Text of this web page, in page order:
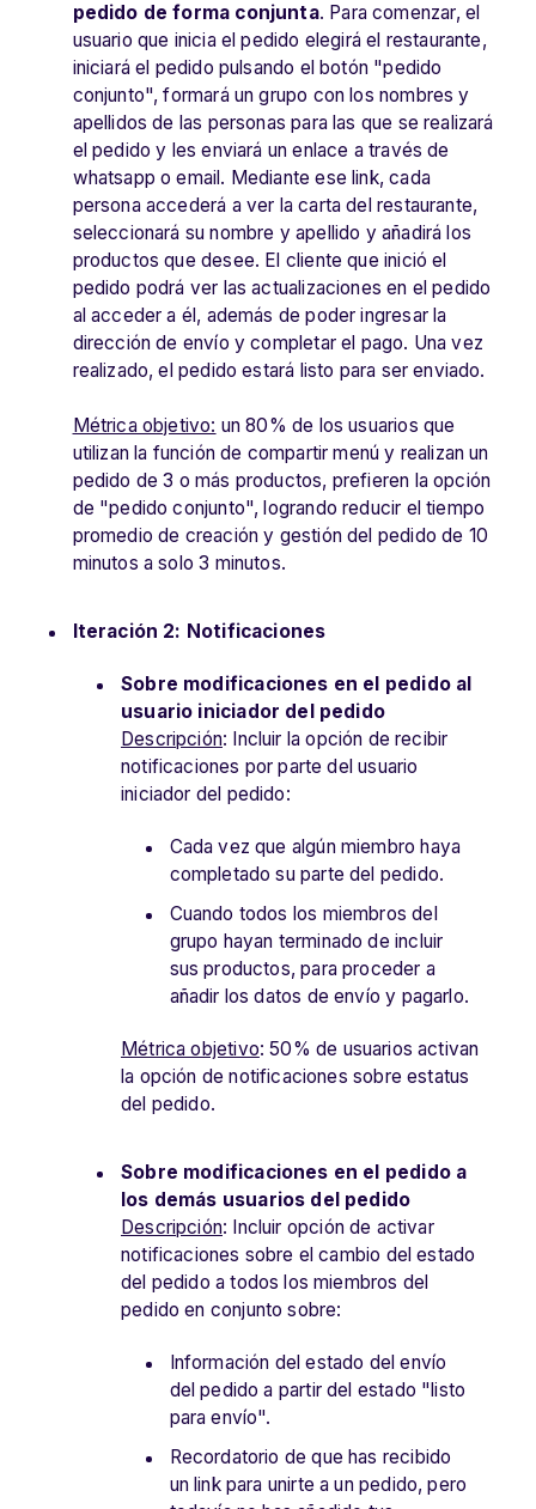
pedido de forma conjunta. Para comenzar, el
usuario que inicia el pedido elegirá el restaurante,
iniciará el pedido pulsando el botón "pedido
conjunto", formará un grupo con los nombres y
apellidos de las personas para las que se realizará
el pedido y les enviará un enlace a través de
whatsapp o email. Mediante ese link, cada
persona accederá a ver la carta del restaurante,
seleccionará su nombre y apellido y añadirá los
productos que desee. El cliente que inició el
pedido podrá ver las actualizaciones en el pedido
al acceder a él, además de poder ingresar la
dirección de envío y completar el pago. Una vez
realizado, el pedido estará listo para ser enviado.
Métrica objetivo: un 80% de los usuarios que
utilizan la función de compartir menú y realizan un
pedido de 3 o más productos, prefieren la opción
de "pedido conjunto", logrando reducir el tiempo
promedio de creación y gestión del pedido de 10
minutos a solo 3 minutos.
Iteración 2: Notificaciones
Sobre modificaciones en el pedido al
usuario iniciador del pedido
Descripción: Incluir la opción de recibir
notificaciones por parte del usuario
iniciador del pedido:
Cada vez que algún miembro haya
completado su parte del pedido.
Cuando todos los miembros del
grupo hayan terminado de incluir
sus productos, para proceder a
añadir los datos de envío y pagarlo.
Métrica objetivo: 50% de usuarios activan
la opción de notificaciones sobre estatus
del pedido.
Sobre modificaciones en el pedido a
los demás usuarios del pedido
Descripción: Incluir opción de activar
notificaciones sobre el cambio del estado
del pedido a todos los miembros del
pedido en conjunto sobre:
Información del estado del envío
del pedido a partir del estado "listo
para envío".
Recordatorio de que has recibido
un link para unirte a un pedido, pero